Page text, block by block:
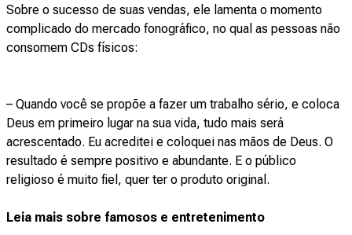
Sobre o sucesso de suas vendas, ele lamenta o momento
complicado do mercado fonográfico, no qual as pessoas não
consomem CDs físicos:
– Quando você se propõe a fazer um trabalho sério, e coloca
Deus em primeiro lugar na sua vida, tudo mais será
acrescentado. Eu acreditei e coloquei nas mãos de Deus. O
resultado é sempre positivo e abundante. E o público
religioso é muito fiel, quer ter o produto original.
Leia mais sobre famosos e entretenimento